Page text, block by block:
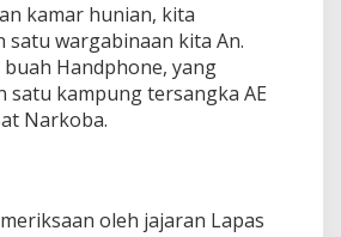
kamar hunian, kita
satu wargabinaan kita An.
Handphone, yang
satu kampung tersangka AE
Narkoba.
oleh jajaran Lapas